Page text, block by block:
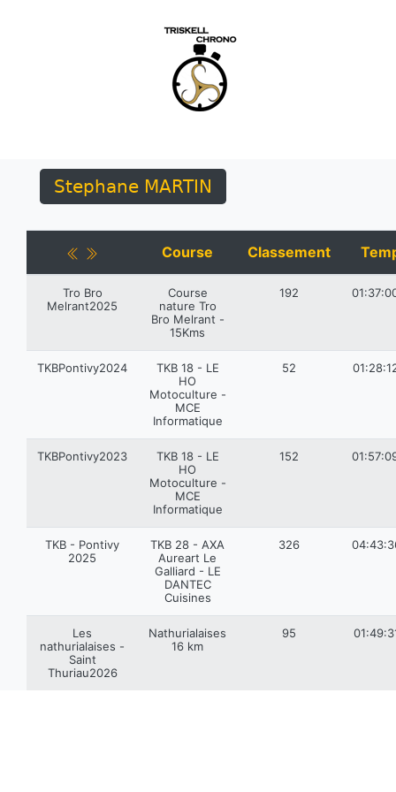
Stephane MARTIN
Course Classement
Tro Bro
Melrant2025
Course
nature Tro
Bro Melrant -
15Kms
192
TKBPontivy2024
TKB 18 - LE
HO
Motoculture -
MCE
Informatique
52
TKBPontivy2023
TKB 18 - LE
HO
Motoculture -
MCE
Informatique
152
TKB - Pontivy
2025
TKB 28 - AXA
Aureart Le
Galliard - LE
DANTEC
Cuisines
326
Les
nathurialaises -
Saint
Thuriau2026
Nathurialaises
16 km
95